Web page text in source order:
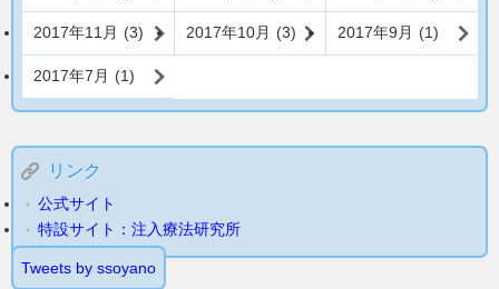
2017年11月 (3) 2017年10月 (3) 2017年9月 (1)
2017年7月 (1)
リンク
公式サイト
特設サイト：注入療法研究所
Tweets by ssoyano